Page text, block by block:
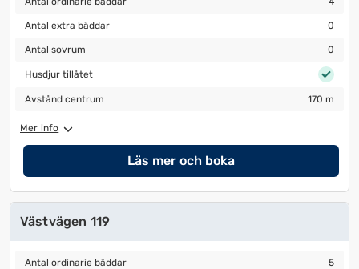
Antal extra bäddar
Antal extra bäddar 0
Antal sovrum
Antal sovrum 0
Husdjur tillåtet
Husdjur tillåtet
Avstånd centrum
Avstånd centrum 170 m
Mer info
Läs mer och boka
Västvägen 119
Antal ordinarie bäddar
Antal ordinarie bäddar 5